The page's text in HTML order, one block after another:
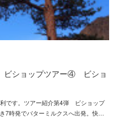
ビショップツアー④ ビショ
です。ツアー紹介第4弾 ビショップ
7時発でバターミルクスへ出発。快…